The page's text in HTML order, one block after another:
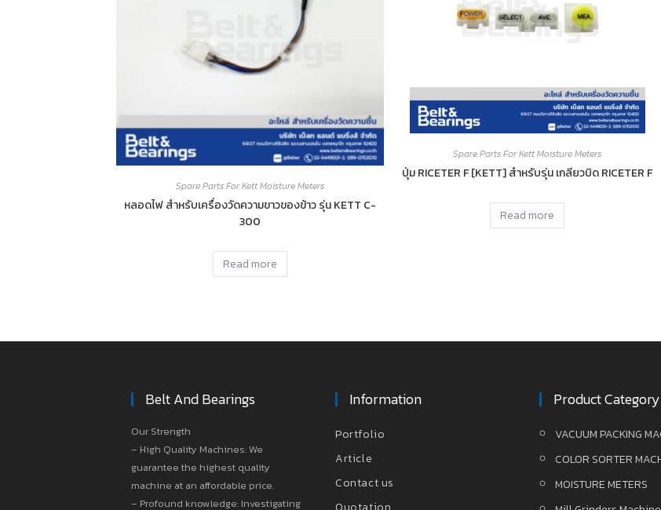
Spare Parts For Kett Moisture Meters
หลอดไฟ สำหรับเครื่องวัดความขาวของข้าว รุ่น KETT C-
300
Read more
Spare Parts For Kett Moisture Meters
ปุ่ม RICETER F [KETT] สำหรับรุ่น เกลียวบิด RICETER F
Read more
Belt And Bearings
Our Strength
– High Quality Machines: We
guarantee the highest quality
machine at an affordable price.
– Profound knowledge: Investigating
Information
Portfolio
Article
Contact us
Product Category
VACUUM PACKING
COLOR SORTER
MOISTURE METERS